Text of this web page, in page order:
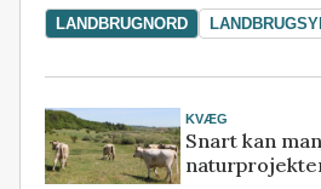
LANDBRUGNORD
KVÆG
Snart kan